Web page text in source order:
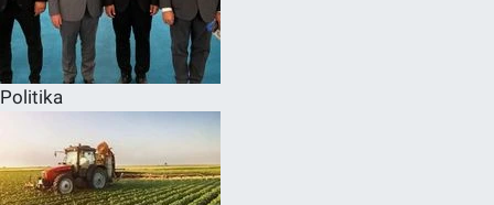
Politika